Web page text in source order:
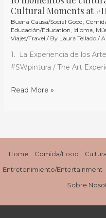
Cultural Moments at
Buena Causa/Social Good,
Educación/Education, Idioma,
Viajes/Travel / By Laura Tellado /
1. La Experiencia de los
#SWpintura / The Art
momentos
de
cultura
en
#Hispz13
10
#Hispz13
/
#ToyotaLatino
Read More »
Home Comida/Food Cultura
Entretenimiento/Entertainment
Sobre